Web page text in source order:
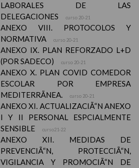
LABORALES DE LAS
DELEGACIONES
curso 20-21
ANEXO VIII. PROTOCOLOS Y
NORMATIVA
curso 20-21
ANEXO IX. PLAN REFORZADO L+D
(POR SADECO)
curso 20-21
ANEXO X. PLAN COVID COMEDOR
ESCOLAR POR EMPRESA
MEDITERRÃNEA.
curso 20-21
ANEXO XI. ACTUALIZACIÃ“N ANEXO
I Y II PERSONAL ESPCIALMENTE
SENSIBLE
curso21-22
ANEXO XII. MEDIDAS DE
PREVENCIÃ“N, PROTECCIÃ“N,
VIGILANCIA Y PROMOCIÃ“N DE